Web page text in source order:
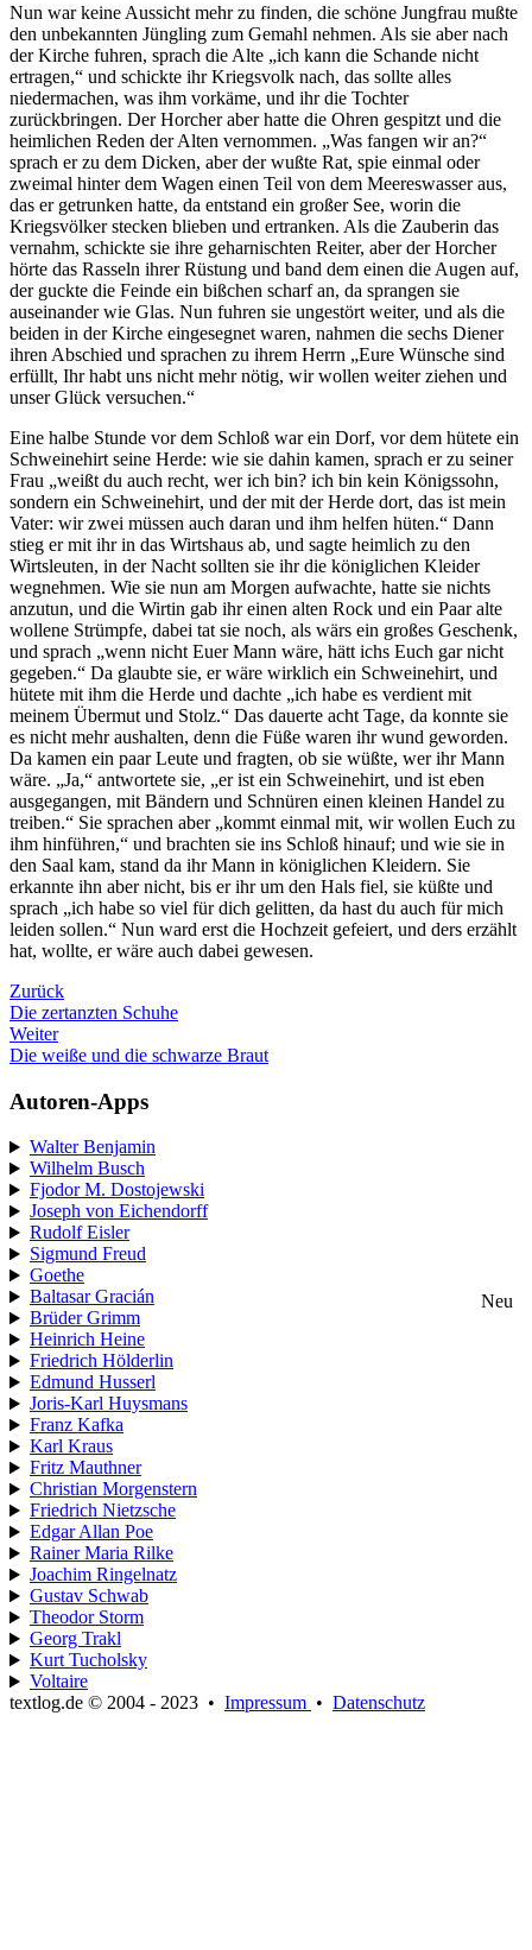
Nun war keine Aussicht mehr zu finden, die schöne Jungfrau mußte
den unbekannten Jüngling zum Gemahl nehmen. Als sie aber nach
der Kirche fuhren, sprach die Alte „ich kann die Schande nicht
ertragen,“ und schickte ihr Kriegsvolk nach, das sollte alles
niedermachen, was ihm vorkäme, und ihr die Tochter
zurückbringen. Der Horcher aber hatte die Ohren gespitzt und die
heimlichen Reden der Alten vernommen. „Was fangen wir an?“
sprach er zu dem Dicken, aber der wußte Rat, spie einmal oder
zweimal hinter dem Wagen einen Teil von dem Meereswasser aus,
das er getrunken hatte, da entstand ein großer See, worin die
Kriegsvölker stecken blieben und ertranken. Als die Zauberin das
vernahm, schickte sie ihre geharnischten Reiter, aber der Horcher
hörte das Rasseln ihrer Rüstung und band dem einen die Augen auf,
der guckte die Feinde ein bißchen scharf an, da sprangen sie
auseinander wie Glas. Nun fuhren sie ungestört weiter, und als die
beiden in der Kirche eingesegnet waren, nahmen die sechs Diener
ihren Abschied und sprachen zu ihrem Herrn „Eure Wünsche sind
erfüllt, Ihr habt uns nicht mehr nötig, wir wollen weiter ziehen und
unser Glück versuchen.“
Eine halbe Stunde vor dem Schloß war ein Dorf, vor dem hütete ein
Schweinehirt seine Herde: wie sie dahin kamen, sprach er zu seiner
Frau „weißt du auch recht, wer ich bin? ich bin kein Königssohn,
sondern ein Schweinehirt, und der mit der Herde dort, das ist mein
Vater: wir zwei müssen auch daran und ihm helfen hüten.“ Dann
stieg er mit ihr in das Wirtshaus ab, und sagte heimlich zu den
Wirtsleuten, in der Nacht sollten sie ihr die königlichen Kleider
wegnehmen. Wie sie nun am Morgen aufwachte, hatte sie nichts
anzutun, und die Wirtin gab ihr einen alten Rock und ein Paar alte
wollene Strümpfe, dabei tat sie noch, als wärs ein großes Geschenk,
und sprach „wenn nicht Euer Mann wäre, hätt ichs Euch gar nicht
gegeben.“ Da glaubte sie, er wäre wirklich ein Schweinehirt, und
hütete mit ihm die Herde und dachte „ich habe es verdient mit
meinem Übermut und Stolz.“ Das dauerte acht Tage, da konnte sie
es nicht mehr aushalten, denn die Füße waren ihr wund geworden.
Da kamen ein paar Leute und fragten, ob sie wüßte, wer ihr Mann
wäre. „Ja,“ antwortete sie, „er ist ein Schweinehirt, und ist eben
ausgegangen, mit Bändern und Schnüren einen kleinen Handel zu
treiben.“ Sie sprachen aber „kommt einmal mit, wir wollen Euch zu
ihm hinführen,“ und brachten sie ins Schloß hinauf; und wie sie in
den Saal kam, stand da ihr Mann in königlichen Kleidern. Sie
erkannte ihn aber nicht, bis er ihr um den Hals fiel, sie küßte und
sprach „ich habe so viel für dich gelitten, da hast du auch für mich
leiden sollen.“ Nun ward erst die Hochzeit gefeiert, und ders erzählt
hat, wollte, er wäre auch dabei gewesen.
Zurück
Die zertanzten Schuhe
Weiter
Die weiße und die schwarze Braut
Autoren-Apps
Walter Benjamin
Wilhelm Busch
Fjodor M. Dostojewski
Joseph von Eichendorff
Rudolf Eisler
Sigmund Freud
Goethe
Baltasar Gracián
Neu
Brüder Grimm
Heinrich Heine
Friedrich Hölderlin
Edmund Husserl
Joris-Karl Huysmans
Franz Kafka
Karl Kraus
Fritz Mauthner
Christian Morgenstern
Friedrich Nietzsche
Edgar Allan Poe
Rainer Maria Rilke
Joachim Ringelnatz
Gustav Schwab
Theodor Storm
Georg Trakl
Kurt Tucholsky
Voltaire
textlog.de © 2004 - 2023 • Impressum • Datenschutz